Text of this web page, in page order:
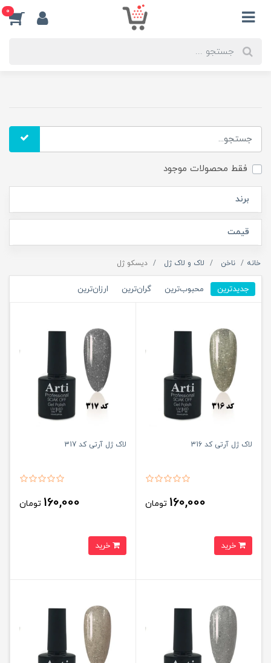
0
فقط محصولات موجود
برند
قیمت
خانه ناخن لاک و لاک ژل دیسکو ژل
جدیدترین محبوب‌ترین گران‌ترین ارزان‌ترین
لاک ژل آرتی کد 316
160,000 تومان
لاک ژل آرتی کد 317
160,000 تومان